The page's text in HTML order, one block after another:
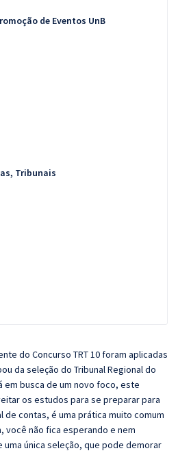
do Concurso TRT 10 foram aplicadas
da seleção do Tribunal Regional do
em busca de um novo foco, este
os estudos para se preparar para
contas, é uma prática muito comum
você não fica esperando e nem
única seleção, que pode demorar
de Eventos UnB
Tribunais